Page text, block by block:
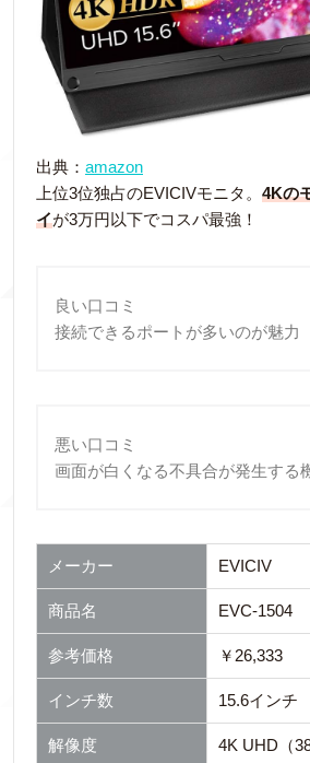
出典： amazon
上位3位独占のEVICIVモニタ。 4Kの
イが3万円以下でコスパ最強！
良い口コミ
接続できるポートが多いのが魅力
悪い口コミ
画面が白くなる不具合が発生する
メーカー EVICIV
商品名 EVC-1504
参考価格 ￥26,333
インチ数 15.6インチ
解像度 4K UHD（